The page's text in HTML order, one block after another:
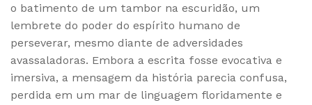
o batimento de um tambor na escuridão, um
lembrete do poder do espírito humano de
perseverar, mesmo diante de adversidades
avassaladoras. Embora a escrita fosse evocativa e
imersiva, a mensagem da história parecia confusa,
perdida em um mar de linguagem floridamente e